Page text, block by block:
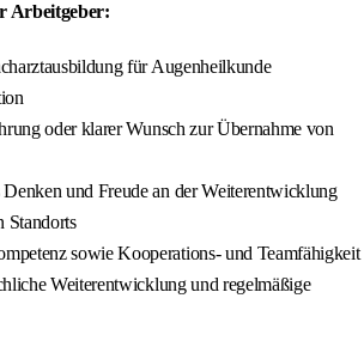
Arbeitgeber:
für Augenheilkunde
oder klarer Wunsch zur Übernahme von
Denken und Freude an der Weiterentwicklung
Standorts
sowie Kooperations- und Teamfähigkeit
Weiterentwicklung und regelmäßige